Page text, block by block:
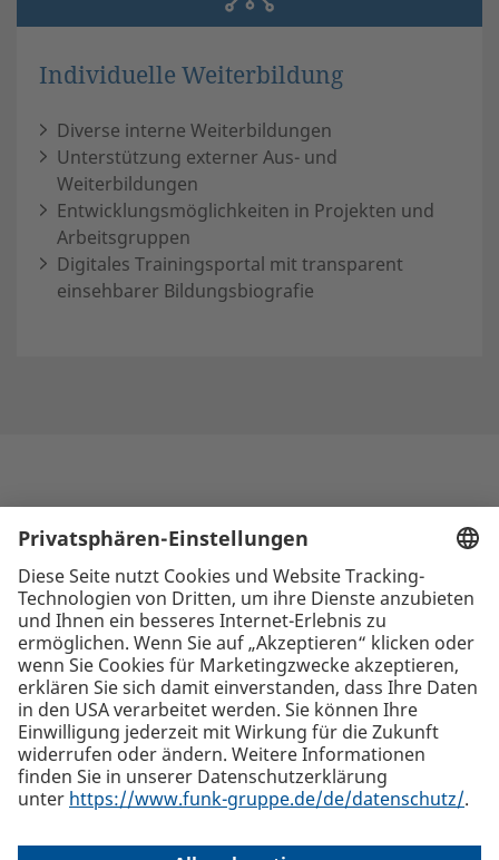
Individuelle Weiterbildung
Diverse interne Weiterbildungen
Unterstützung externer Aus- und
Weiterbildungen
Entwicklungsmöglichkeiten in Projekten und
Arbeitsgruppen
Digitales Trainingsportal mit transparent
einsehbarer Bildungsbiografie
Die beste Empfehlung. Funk.
+423 262 99 00
Standorte